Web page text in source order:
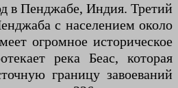
в Пенджабе, Индия. Третий
с населением около
огромное историческое
река Беас, которая
границу завоеваний